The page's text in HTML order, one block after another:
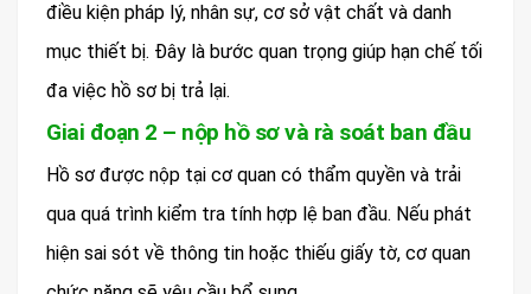
điều kiện pháp lý, nhân sự, cơ sở vật chất và danh
mục thiết bị. Đây là bước quan trọng giúp hạn chế tối
đa việc hồ sơ bị trả lại.
Giai đoạn 2 – nộp hồ sơ và rà soát ban đầu
Hồ sơ được nộp tại cơ quan có thẩm quyền và trải
qua quá trình kiểm tra tính hợp lệ ban đầu. Nếu phát
hiện sai sót về thông tin hoặc thiếu giấy tờ, cơ quan